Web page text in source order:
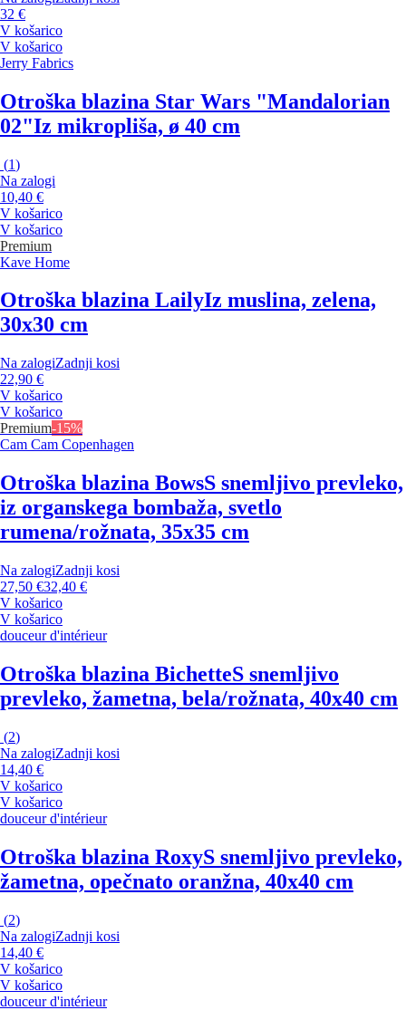
32 €
V košarico
V košarico
Jerry Fabrics
Otroška blazina Star Wars "Mandalorian
02"Iz mikropliša, ø 40 cm
(1)
Na zalogi
10,40 €
V košarico
V košarico
Premium
Kave Home
Otroška blazina LailyIz muslina, zelena,
30x30 cm
Na zalogiZadnji kosi
22,90 €
V košarico
V košarico
Premium-15%
Cam Cam Copenhagen
Otroška blazina BowsS snemljivo prevleko,
iz organskega bombaža, svetlo
rumena/rožnata, 35x35 cm
Na zalogiZadnji kosi
27,50 €32,40 €
V košarico
V košarico
douceur d'intérieur
Otroška blazina BichetteS snemljivo
prevleko, žametna, bela/rožnata, 40x40 cm
(2)
Na zalogiZadnji kosi
14,40 €
V košarico
V košarico
douceur d'intérieur
Otroška blazina RoxyS snemljivo prevleko,
žametna, opečnato oranžna, 40x40 cm
(2)
Na zalogiZadnji kosi
14,40 €
V košarico
V košarico
douceur d'intérieur